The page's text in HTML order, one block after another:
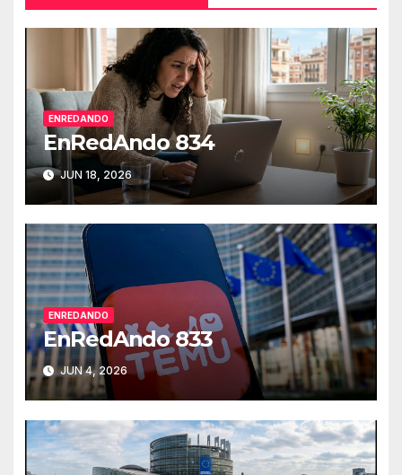
ENREDANDO
EnRedAndo 834
JUN 18, 2026
ENREDANDO
EnRedAndo 833
JUN 4, 2026